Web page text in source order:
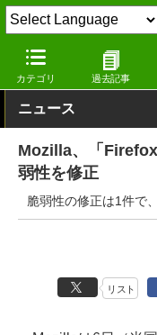
カテゴリ 過去記事
窓の杜 セキュリティ
ニュース
Mozilla、「
弱性を修正
脆弱性の修正は1件で
リスト